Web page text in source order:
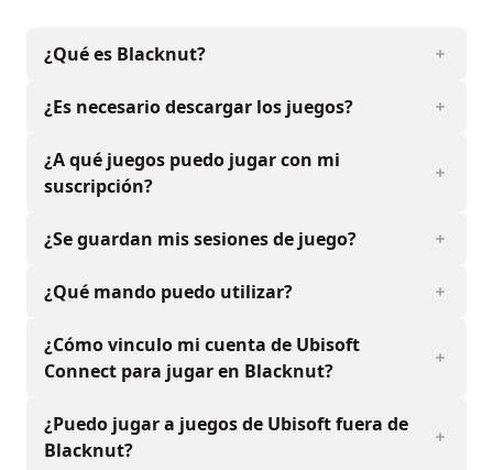
¿Qué es Blacknut?
¿Es necesario descargar los juegos?
¿A qué juegos puedo jugar con mi
suscripción?
¿Se guardan mis sesiones de juego?
¿Qué mando puedo utilizar?
¿Cómo vinculo mi cuenta de Ubisoft
Connect para jugar en Blacknut?
¿Puedo jugar a juegos de Ubisoft fuera de
Blacknut?